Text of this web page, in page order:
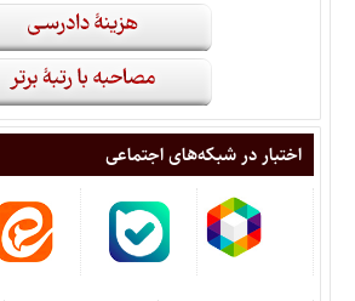
اختبار در شبکه‌های اجتماعی